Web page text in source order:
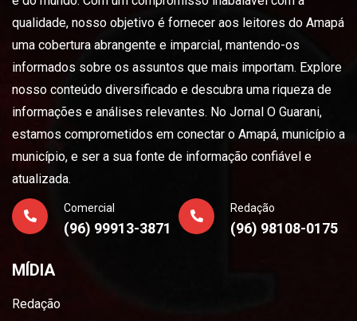
qualidade, nosso objetivo é fornecer aos leitores do Amapá
uma cobertura abrangente e imparcial, mantendo-os
informados sobre os assuntos que mais importam. Explore
nosso conteúdo diversificado e descubra uma riqueza de
informações e análises relevantes. No Jornal O Guarani,
estamos comprometidos em conectar o Amapá, município a
município, e ser a sua fonte de informação confiável e
atualizada.
Comercial
(96) 99913-3871
Redação
(96) 98108-0175
MÍDIA
Redação